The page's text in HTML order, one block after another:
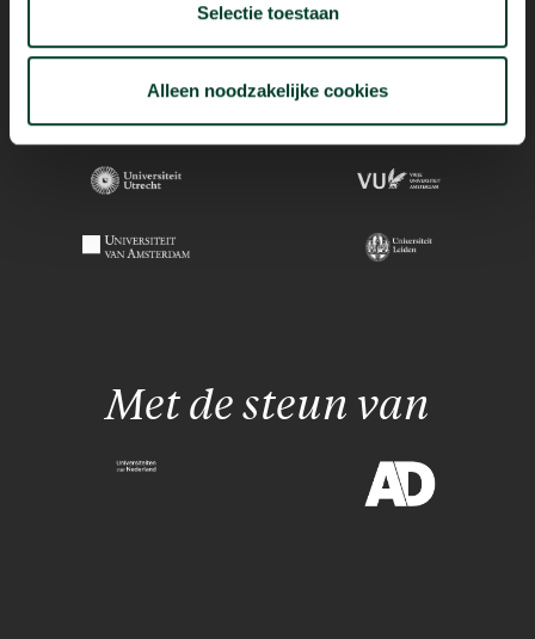
Selectie toestaan
Alleen noodzakelijke cookies
Met de steun van